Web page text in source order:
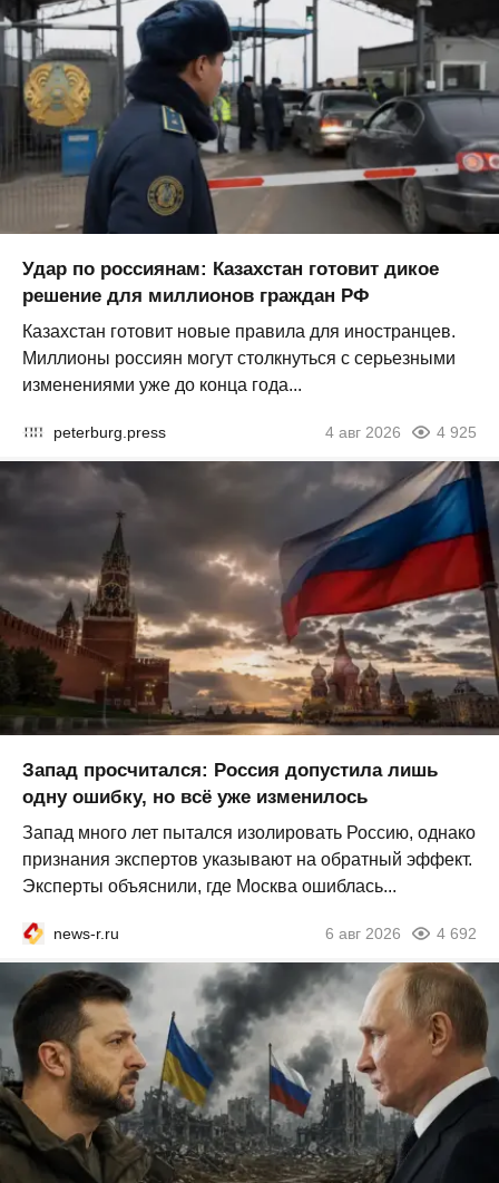
Удар по россиянам: Казахстан готовит дикое
решение для миллионов граждан РФ
Казахстан готовит новые правила для иностранцев.
Миллионы россиян могут столкнуться с серьезными
изменениями уже до конца года...
peterburg.press 4 авг 2026 4 925
Запад просчитался: Россия допустила лишь
одну ошибку, но всё уже изменилось
Запад много лет пытался изолировать Россию, однако
признания экспертов указывают на обратный эффект.
Эксперты объяснили, где Москва ошиблась...
news-r.ru 6 авг 2026 4 692